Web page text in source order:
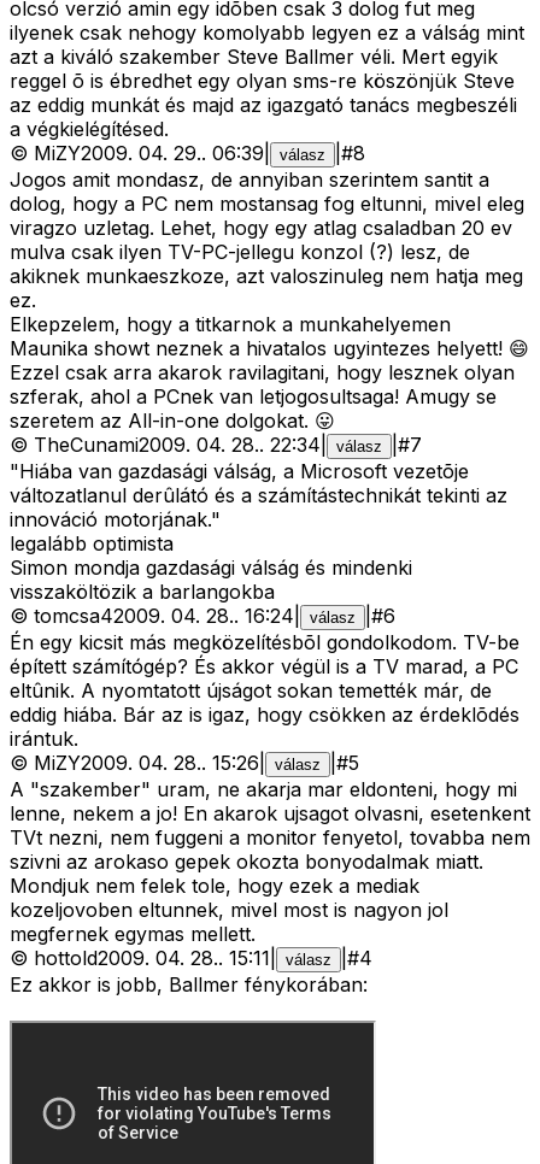
olcsó verzió amin egy idõben csak 3 dolog fut meg
ilyenek csak nehogy komolyabb legyen ez a válság mint
azt a kiváló szakember Steve Ballmer véli. Mert egyik
reggel õ is ébredhet egy olyan sms-re köszönjük Steve
az eddig munkát és majd az igazgató tanács megbeszéli
a végkielégítésed.
© MiZY2009. 04. 29.. 06:39 válasz #8
Jogos amit mondasz, de annyiban szerintem santit a
dolog, hogy a PC nem mostansag fog eltunni, mivel eleg
viragzo uzletag. Lehet, hogy egy atlag csaladban 20 ev
mulva csak ilyen TV-PC-jellegu konzol (?) lesz, de
akiknek munkaeszkoze, azt valoszinuleg nem hatja meg
ez.
Elkepzelem, hogy a titkarnok a munkahelyemen
Maunika showt neznek a hivatalos ugyintezes helyett! 😄
Ezzel csak arra akarok ravilagitani, hogy lesznek olyan
szferak, ahol a PCnek van letjogosultsaga! Amugy se
szeretem az All-in-one dolgokat. 😛
© TheCunami2009. 04. 28.. 22:34 válasz #7
"Hiába van gazdasági válság, a Microsoft vezetõje
változatlanul derûlátó és a számítástechnikát tekinti az
innováció motorjának."
legalább optimista
Simon mondja gazdasági válság és mindenki
visszaköltözik a barlangokba
© tomcsa42009. 04. 28.. 16:24 válasz #6
Én egy kicsit más megközelítésbõl gondolkodom. TV-be
épített számítógép? És akkor végül is a TV marad, a PC
eltûnik. A nyomtatott újságot sokan temették már, de
eddig hiába. Bár az is igaz, hogy csökken az érdeklõdés
irántuk.
© MiZY2009. 04. 28.. 15:26 válasz #5
A "szakember" uram, ne akarja mar eldonteni, hogy mi
lenne, nekem a jo! En akarok ujsagot olvasni, esetenkent
TVt nezni, nem fuggeni a monitor fenyetol, tovabba nem
szivni az arokaso gepek okozta bonyodalmak miatt.
Mondjuk nem felek tole, hogy ezek a mediak
kozeljovoben eltunnek, mivel most is nagyon jol
megfernek egymas mellett.
© hottold2009. 04. 28.. 15:11 válasz #4
Ez akkor is jobb, Ballmer fénykorában: